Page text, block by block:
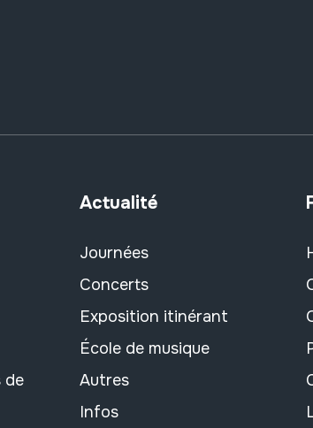
de
Actualité
Journées
Concerts
Exposition itinérant
École de musique
Autres
Infos